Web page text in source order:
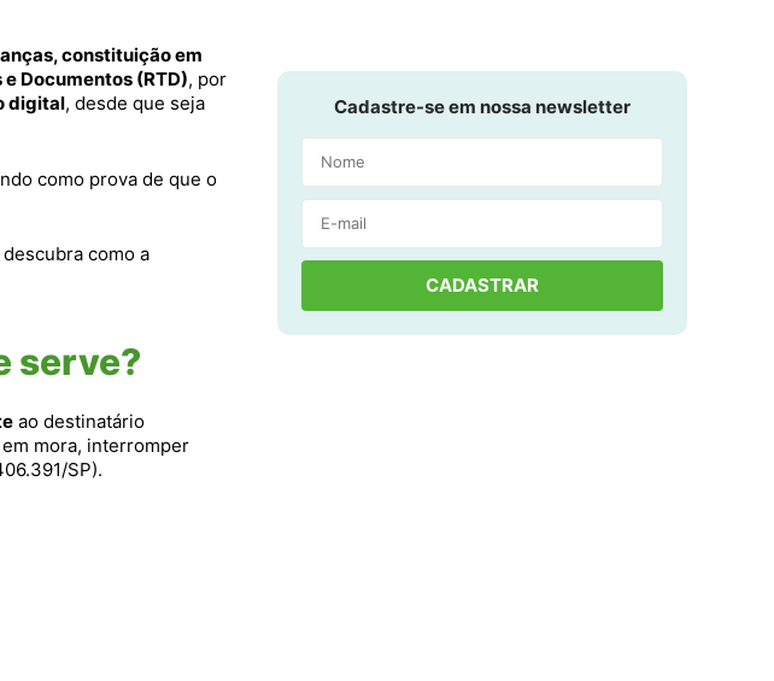
constituição em
Documentos (RTD), por
digital, desde que seja
como prova de que o
como a
serve?
ao destinatário
mora, interromper
SP).
Cadastre-se em nossa newsletter